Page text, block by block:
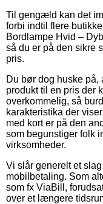
Til gengæld kan det
forbi indtil flere
Bordlampe Hvid –
så du er på den sikre
pris.
Du bør dog huske på,
produkt til en pris der
overkommelig, så
karakteristika der
med kort er på den
som begunstiger folk
virksomheder.
Vi slår generelt et
mobilbetaling. Som
som fx ViaBill,
over et længere